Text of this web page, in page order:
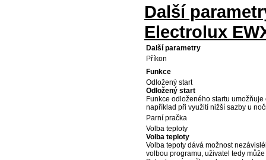
Další
Electrolux
Další parametry
Příkon
Funkce
Odložený start
Odložený start
Funkce odloženého startu
například při využití nižší sazby u
Parní pračka
Volba teploty
Volba teploty
Volba tepoty dává možnost
volbou programu, uživatel tedy